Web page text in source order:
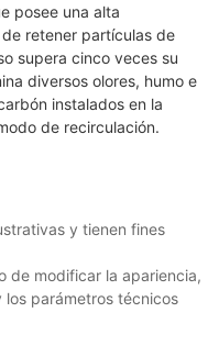
posee una alta
retener partículas de
supera cinco veces su
diversos olores, humo e
instalados en la
de recirculación.
y tienen fines
de modificar la apariencia,
parámetros técnicos